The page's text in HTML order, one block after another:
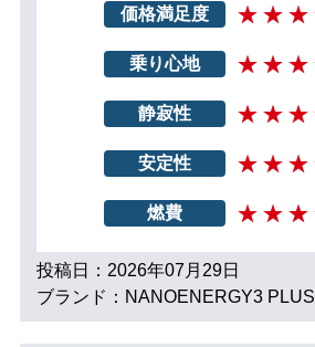
価格満足度
乗り心地
静寂性
安定性
燃費
投稿日：2026年07月29日
ブランド：NANOENERGY3 PLUS